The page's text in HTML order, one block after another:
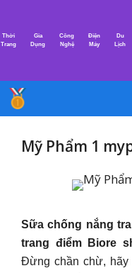
nội
Thời
Trang
Gia
Dụng
Công
Nghệ
Điện
Máy
Du
Lịch
Mỹ Phẩm 1
Sữa chống nắng
trang điểm Biore
Đừng chần chừ, hãy